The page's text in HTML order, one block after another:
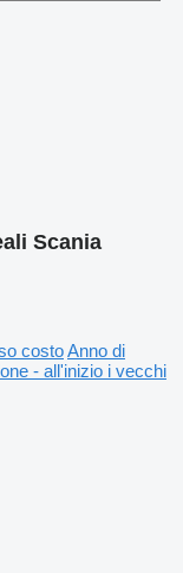
Scania
costoAnno di
- all'inizio i vecchi